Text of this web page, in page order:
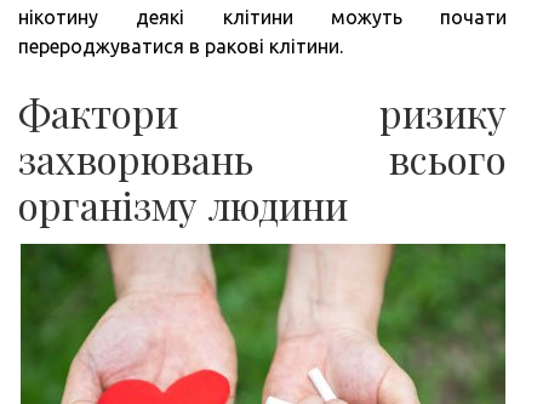
нікотину деякі клітини можуть почати
перероджуватися в ракові клітини.
Фактори ризику
захворювань всього
організму людини